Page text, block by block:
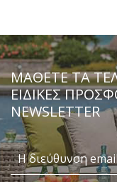
ΜΆΘΕΤΕ ΤΑ
ΕΙΔΙΚΈΣ
NEWSLETTER